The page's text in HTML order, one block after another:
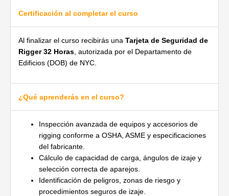
Certificación al completar el curso
Al finalizar el curso recibirás una Tarjeta de Seguridad de
Rigger 32 Horas , autorizada por el Departamento de
Edificios (DOB) de NYC.
¿Qué aprenderás en el curso?
Inspección avanzada de equipos y accesorios de
rigging conforme a OSHA, ASME y especificaciones
del fabricante.
Cálculo de capacidad de carga, ángulos de izaje y
selección correcta de aparejos.
Identificación de peligros, zonas de riesgo y
procedimientos seguros de izaje.